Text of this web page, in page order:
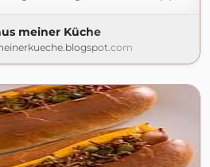
meiner Küche